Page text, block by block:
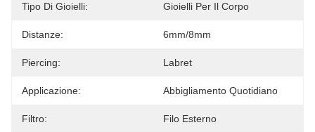
Tipo Di Gioielli: Gioielli Per Il Corpo
Distanze: 6mm/8mm
Piercing: Labret
Applicazione: Abbigliamento Quotidiano
Filtro: Filo Esterno